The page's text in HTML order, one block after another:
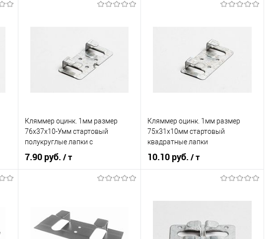
Сравнение
В избранное
Под заказ
Купить в 1 клик
Сравнение
В избранное
Под заказ
Кляммер оцинк. 1мм размер
76х37х10-Умм стартовый
полукруглые лапки с
дистанциром
7.90 руб. / т
Купить в 1 клик
Сравнение
Кляммер оцинк. 1мм размер
75х31х10мм стартовый
квадратные лапки
10.10 руб./ т
Купить в 1 клик
Сравнение